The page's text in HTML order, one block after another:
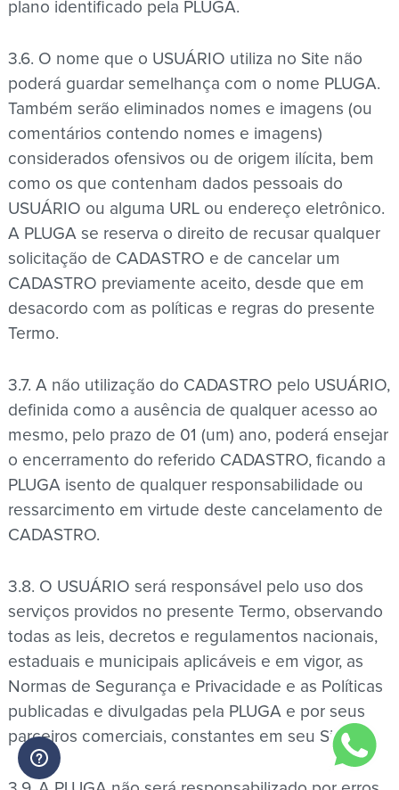
plano identificado pela PLUGA.
3.6. O nome que o USUÁRIO utiliza no Site não
poderá guardar semelhança com o nome PLUGA.
Também serão eliminados nomes e imagens (ou
comentários contendo nomes e imagens)
considerados ofensivos ou de origem ilícita, bem
como os que contenham dados pessoais do
USUÁRIO ou alguma URL ou endereço eletrônico.
A PLUGA se reserva o direito de recusar qualquer
solicitação de CADASTRO e de cancelar um
CADASTRO previamente aceito, desde que em
desacordo com as políticas e regras do presente
Termo.
3.7. A não utilização do CADASTRO pelo USUÁRIO,
definida como a ausência de qualquer acesso ao
mesmo, pelo prazo de 01 (um) ano, poderá ensejar
o encerramento do referido CADASTRO, ficando a
PLUGA isento de qualquer responsabilidade ou
ressarcimento em virtude deste cancelamento de
CADASTRO.
3.8. O USUÁRIO será responsável pelo uso dos
serviços providos no presente Termo, observando
todas as leis, decretos e regulamentos nacionais,
estaduais e municipais aplicáveis e em vigor, as
Normas de Segurança e Privacidade e as Políticas
publicadas e divulgadas pela PLUGA e por seus
parceiros comerciais, constantes em seu Site.